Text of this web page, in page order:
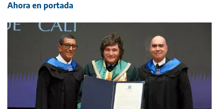
Ahora en portada